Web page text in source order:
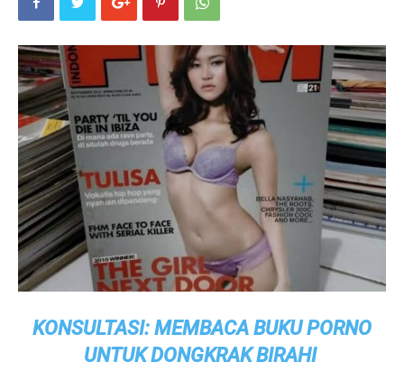
KONSULTASI: MEMBACA BUKU PORNO
UNTUK DONGKRAK BIRAHI